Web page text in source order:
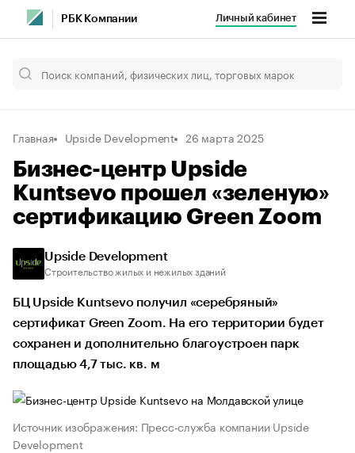
РБК Компании Личный кабинет
Главная Upside Development 26 марта 2025
Бизнес-центр Upside
Kuntsevo прошел «зеленую»
сертификацию Green Zoom
Upside Development
Строительство жилых и нежилых зданий
БЦ Upside Kuntsevo получил «серебряный»
сертификат Green Zoom. На его территории будет
сохранен и дополнительно благоустроен парк
площадью 4,7 тыс. кв. м
Источник изображения: Пресс-служба компании Upside
Development